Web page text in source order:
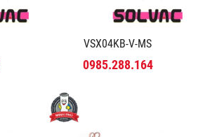
VSX04KB-V-MS
0985.288.164